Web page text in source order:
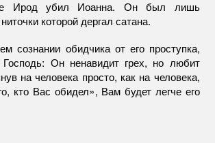
Ирод убил Иоанна. Он был лишь
которой дергал сатана.
сознании обидчика от его проступка,
Господь: Он ненавидит грех, но любит
на человека просто, как на человека,
кто Вас обидел», Вам будет легче его